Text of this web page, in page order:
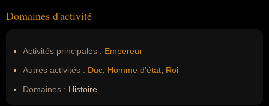
Domaines d'activité
Activités principales : Empereur
Autres activités : Duc Homme d'état Roi
Domaines : Histoire